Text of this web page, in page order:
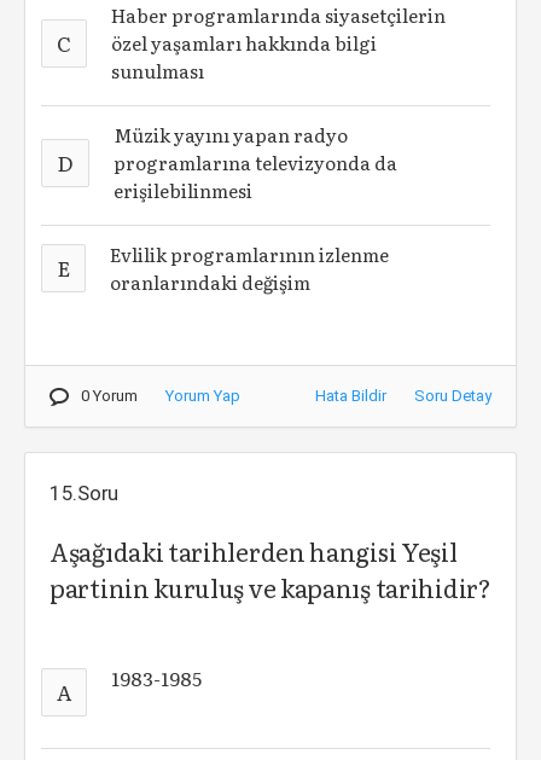
C
Haber programlarında siyasetçilerin
özel yaşamları hakkında bilgi
sunulması
D
Müzik yayını yapan radyo
programlarına televizyonda da
erişilebilinmesi
E
Evlilik programlarının izlenme
oranlarındaki değişim
0 Yorum Yorum Yap Hata Bildir Soru Detay
15.Soru
Aşağıdaki tarihlerden hangisi Yeşil
partinin kuruluş ve kapanış tarihidir?
A 1983-1985